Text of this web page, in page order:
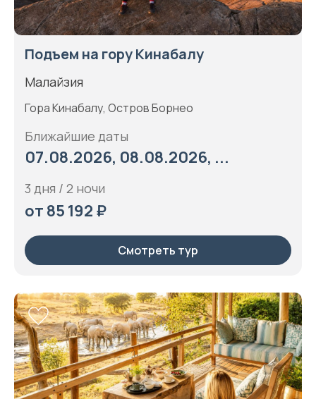
Подъем на гору Кинабалу
Малайзия
Гора Кинабалу, Остров Борнео
Ближайшие даты
07.08.2026, 08.08.2026, ...
3 дня / 2 ночи
от 85 192 ₽
Смотреть тур